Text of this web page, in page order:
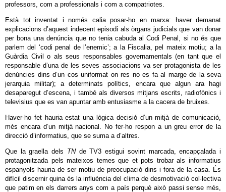
professors, com a professionals i com a compatriotes.
Està tot inventat i només calia posar-ho en marxa: haver demanat
explicacions d’aquest indecent episodi als òrgans judicials que van donar
per bona una denúncia que no tenia cabuda al Codi Penal, si no és que
parlem del ‘codi penal de l’enemic’; a la Fiscalia, pel mateix motiu; a la
Guàrdia Civil o als seus responsables governamentals (en tant que el
responsable d’una de les seves associacions va ser protagonista de les
denúncies dins d’un cos uniformat on res no es fa al marge de la seva
jerarquia militar); a determinats polítics, encara que algun ara hagi
desaparegut d’escena, i també als diversos mitjans escrits, radiofònics i
televisius que es van apuntar amb entusiasme a la cacera de bruixes.
Haver-ho fet hauria estat una lògica decisió d’un mitjà de comunicació,
més encara d’un mitjà nacional. No fer-ho respon a un greu error de la
direcció d’informatius, que se suma a d’altres.
Que la graella dels TNde TV3 estigui sovint marcada, encapçalada i
protagonitzada pels mateixos temes que et pots trobar als informatius
espanyols hauria de ser motiu de preocupació dins i fora de la casa. És
difícil discernir quina és la influència del clima de desmotivació col·lectiva
que patim en els darrers anys com a país perquè això passi sense més,